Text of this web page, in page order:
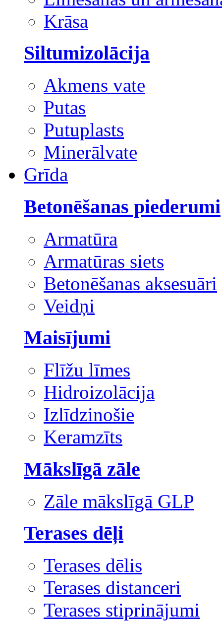
Krāsa
Siltumizolācija
Akmens vate
Putas
Putuplasts
Minerālvate
Grīda
Betonēšanas piederumi
Armatūra
Armatūras siets
Betonēšanas aksesuāri
Veidņi
Maisījumi
Flīžu līmes
Hidroizolācija
Izlīdzinošie
Keramzīts
Mākslīgā zāle
Zāle mākslīgā GLP
Terases dēļi
Terases dēlis
Terases distanceri
Terases stiprinājumi